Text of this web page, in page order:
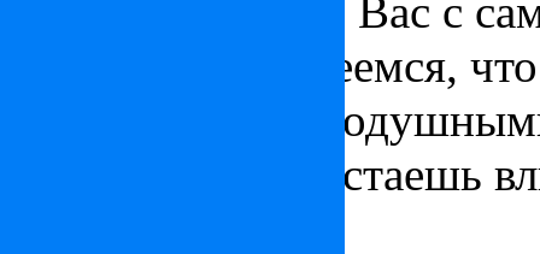
Мы познакомили Вас с
Будапешта и надеемся,
оставит Вас
мест, что не перестаешь